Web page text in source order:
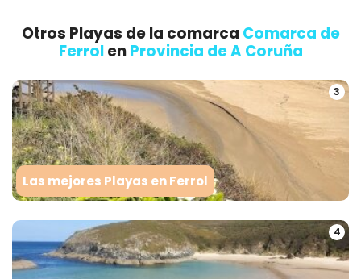
Otros Playas de la comarca Comarca de
Ferrolen Provincia de A Coruña
3
Las mejores Playas en Ferrol
4